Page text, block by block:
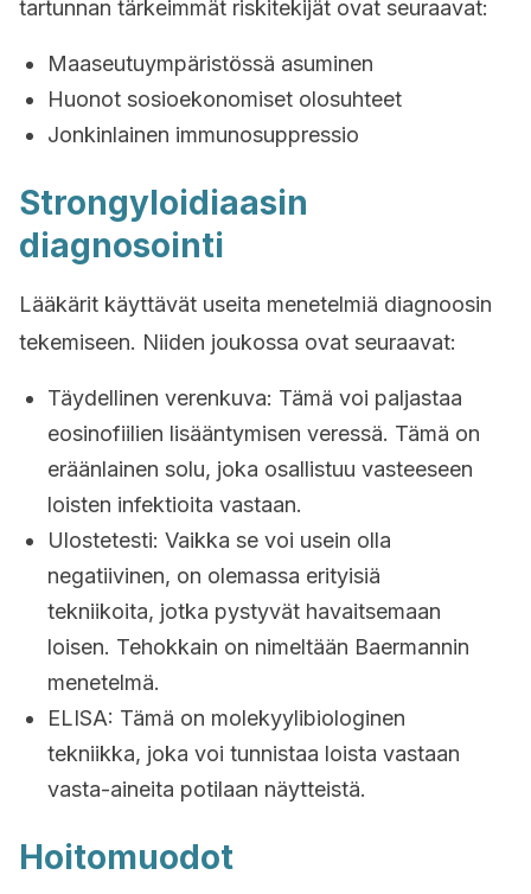
tartunnan tärkeimmät riskitekijät ovat seuraavat:
Maaseutuympäristössä asuminen
Huonot sosioekonomiset olosuhteet
Jonkinlainen immunosuppressio
Strongyloidiaasin
diagnosointi
Lääkärit käyttävät useita menetelmiä diagnoosin
tekemiseen. Niiden joukossa ovat seuraavat:
Täydellinen verenkuva: Tämä voi paljastaa
eosinofiilien lisääntymisen veressä. Tämä on
eräänlainen solu, joka osallistuu vasteeseen
loisten infektioita vastaan.
Ulostetesti: Vaikka se voi usein olla
negatiivinen, on olemassa erityisiä
tekniikoita, jotka pystyvät havaitsemaan
loisen. Tehokkain on nimeltään Baermannin
menetelmä.
ELISA: Tämä on molekyylibiologinen
tekniikka, joka voi tunnistaa loista vastaan ​​​​
vasta-aineita potilaan näytteistä.
Hoitomuodot